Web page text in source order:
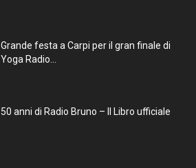
Grande festa a Carpi per il gran finale di
Yoga Radio...
50 anni di Radio Bruno – Il Libro ufficiale